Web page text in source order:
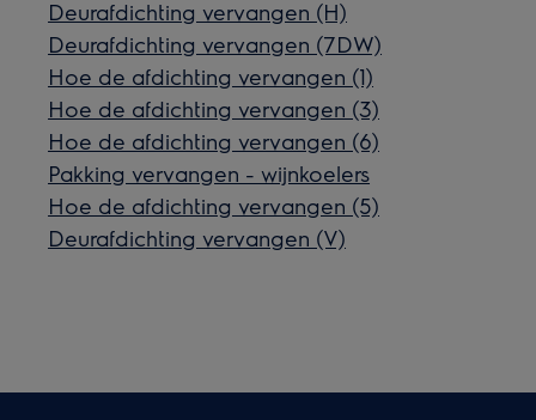
Deurafdichting vervangen (H)
Deurafdichting vervangen (7DW)
Hoe de afdichting vervangen (1)
Hoe de afdichting vervangen (3)
Hoe de afdichting vervangen (6)
Pakking vervangen - wijnkoelers
Hoe de afdichting vervangen (5)
Deurafdichting vervangen (V)